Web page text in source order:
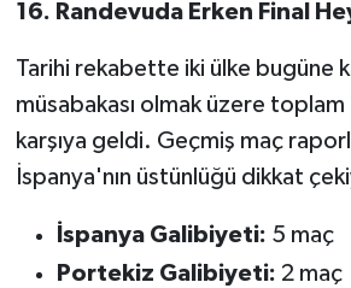
16. Randevuda Erken Final
Tarihi rekabette iki ülke bugüne
müsabakası olmak üzere toplam
karşıya geldi. Geçmiş maç
İspanya'nın üstünlüğü dikkat
İspanya Galibiyeti: 5 maç
Portekiz Galibiyeti: 2 maç
Trend
TÜRKİYE
VİZYONDAKİLER
YAŞAM